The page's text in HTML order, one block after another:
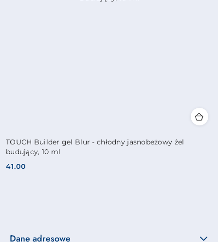
TOUCH Builder gel Blur - chłodny jasnobeżowy żel
budujący, 10 ml
Cena:
41.00
Dane adresowe